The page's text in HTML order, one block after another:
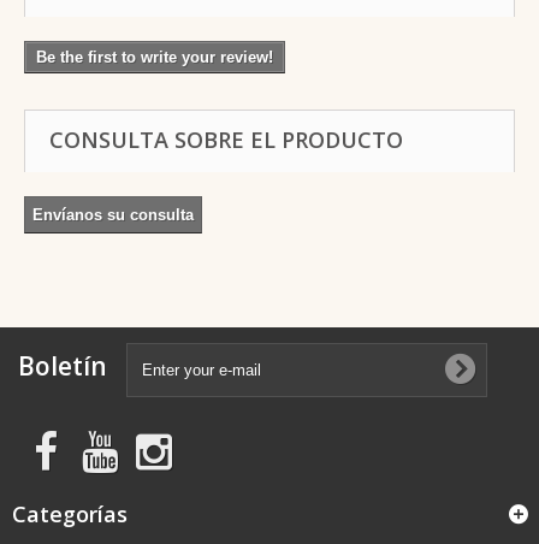
Be the first to write your review!
CONSULTA SOBRE EL PRODUCTO
Envíanos su consulta
Boletín
Categorías